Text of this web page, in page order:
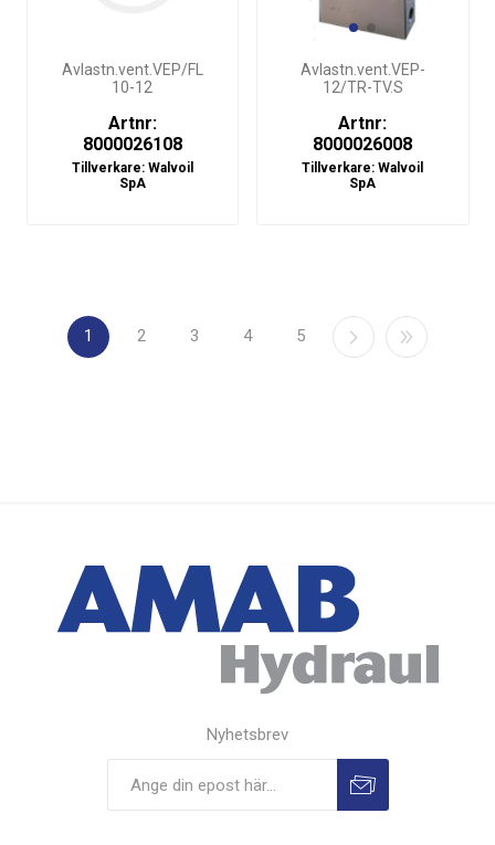
Avlastn.vent.VEP/FL
10-12
Artnr:
8000026108
Tillverkare: Walvoil
SpA
Avlastn.vent.VEP-
12/TR-TV.S
Artnr:
8000026008
Tillverkare:Walvoil
SpA
1 2 3 4 5
Nyhetsbrev